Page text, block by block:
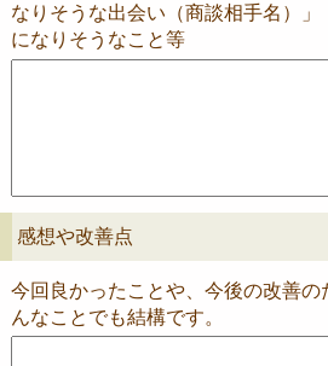
なりそうな出会い（商談相手名）」
になりそうなこと等
感想や改善点
今回良かったことや、今後の改善
んなことでも結構です。